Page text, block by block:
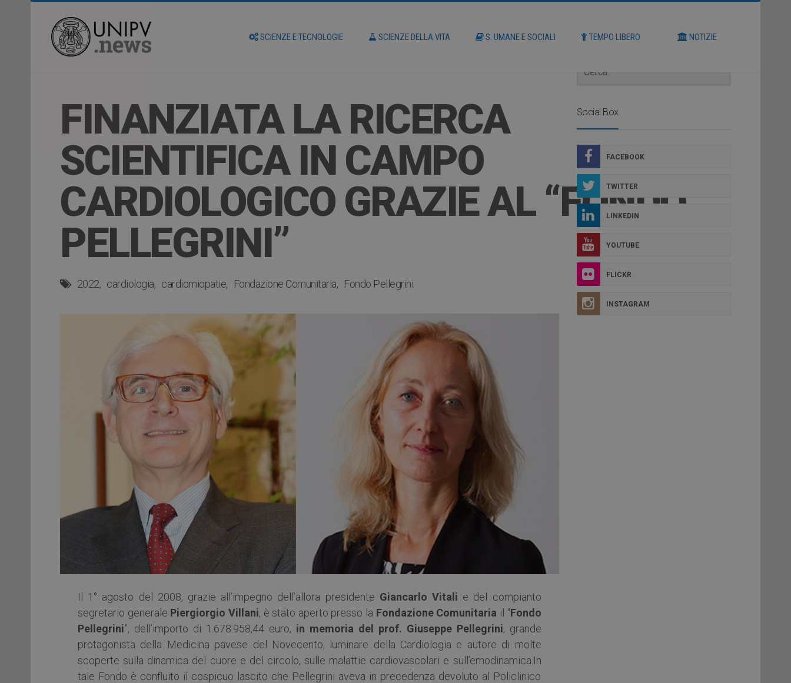
SCIENZE E TECNOLOGIE SCIENZE DELLA VITA S. UMANE E SOCIALI TEMPO LIBERO NOTIZIE
FINANZIATA LA RICERCA
SCIENTIFICA IN CAMPO
CARDIOLOGICO GRAZIE AL “FONDO
PELLEGRINI”
2022 cardiologia cardiomiopatie Fondazione Comunitaria Fondo Pellegrini
Il 1° agosto del 2008, grazie all’impegno dell’allora presidente Giancarlo Vitali e del compianto
segretario generale Piergiorgio Villani, è stato aperto presso la Fondazione Comunitaria il “Fondo
Pellegrini”, dell’importo di 1.678.958,44 euro, in memoria del prof. Giuseppe Pellegrini, grande
protagonista della Medicina pavese del Novecento, luminare della Cardiologia e autore di molte
scoperte sulla dinamica del cuore e del circolo, sulle malattie cardiovascolari e sull’emodinamica. In
tale Fondo è confluito il cospicuo lascito che Pellegrini aveva in precedenza devoluto al Policlinico
Social Box
FACEBOOK
TWITTER
LINKEDIN
YOUTUBE
FLICKR
INSTAGRAM